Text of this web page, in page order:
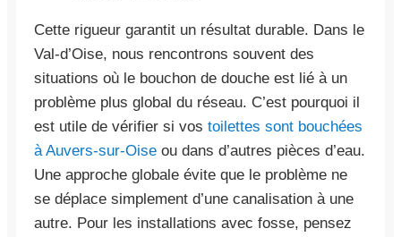
Cette rigueur garantit un résultat durable. Dans le
Val-d’Oise, nous rencontrons souvent des
situations où le bouchon de douche est lié à un
problème plus global du réseau. C’est pourquoi il
est utile de vérifier si vos toilettes sont bouchées
à Auvers-sur-Oise ou dans d’autres pièces d’eau.
Une approche globale évite que le problème ne
se déplace simplement d’une canalisation à une
autre. Pour les installations avec fosse, pensez